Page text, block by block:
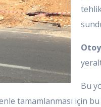
Bu
tamamlanması için